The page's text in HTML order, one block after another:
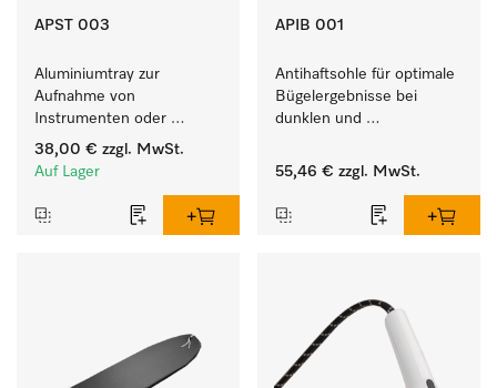
APST 003
Aluminiumtray zur
Aufnahme von
Instrumenten oder
porösen Gütern, klein.
38,00 € zzgl. MwSt.
Auf Lager
APIB 001
Antihaftsohle für optimale
Bügelergebnisse bei
dunklen und
55,46 € zzgl. MwSt.